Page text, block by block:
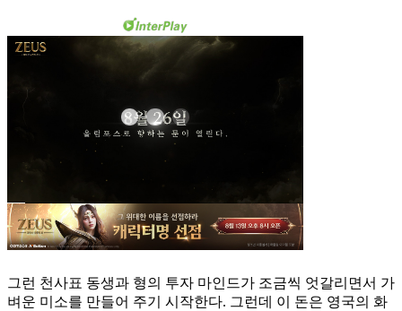
그런 천사표 동생과 형의 투자 마인드가 조금씩 엇갈리면서 가
벼운 미소를 만들어 주기 시작한다. 그런데 이 돈은 영국의 화